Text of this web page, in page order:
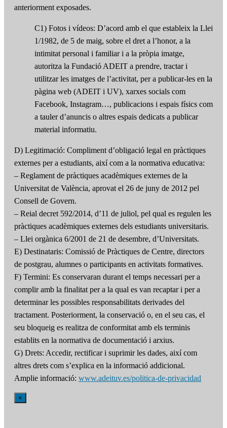
anteriorment exposades.
C1) Fotos i vídeos: D’acord amb el que estableix la Llei
1/1982, de 5 de maig, sobre el dret a l’honor, a la
intimitat personal i familiar i a la pròpia imatge,
autoritza la Fundació ADEIT a prendre, tractar i
utilitzar les imatges de l’activitat, per a publicar-les en la
pàgina web (ADEIT i UV), xarxes socials com
Facebook, Instagram…, publicacions i espais físics com
a tauler d’anuncis o altres espais dedicats a publicar
material informatiu.
D) Legitimació: Compliment d’obligació legal en pràctiques
externes per a estudiants, així com a la normativa educativa:
– Reglament de pràctiques acadèmiques externes de la
Universitat de València, aprovat el 26 de juny de 2012 pel
Consell de Govern.
– Reial decret 592/2014, d’11 de juliol, pel qual es regulen les
pràctiques acadèmiques externes dels estudiants universitaris.
– Llei orgànica 6/2001 de 21 de desembre, d’Universitats.
E) Destinataris: Comissió de Pràctiques de Centre, directors
de postgrau, alumnes o participants en activitats formatives.
F) Termini: Es conservaran durant el temps necessari per a
complir amb la finalitat per a la qual es van recaptar i per a
determinar les possibles responsabilitats derivades del
tractament. Posteriorment, la conservació o, en el seu cas, el
seu bloqueig es realitza de conformitat amb els terminis
establits en la normativa de documentació i arxius.
G) Drets: Accedir, rectificar i suprimir les dades, així com
altres drets com s’explica en la informació addicional.
Amplie informació: www.adeituv.es/politica-de-privacidad
×